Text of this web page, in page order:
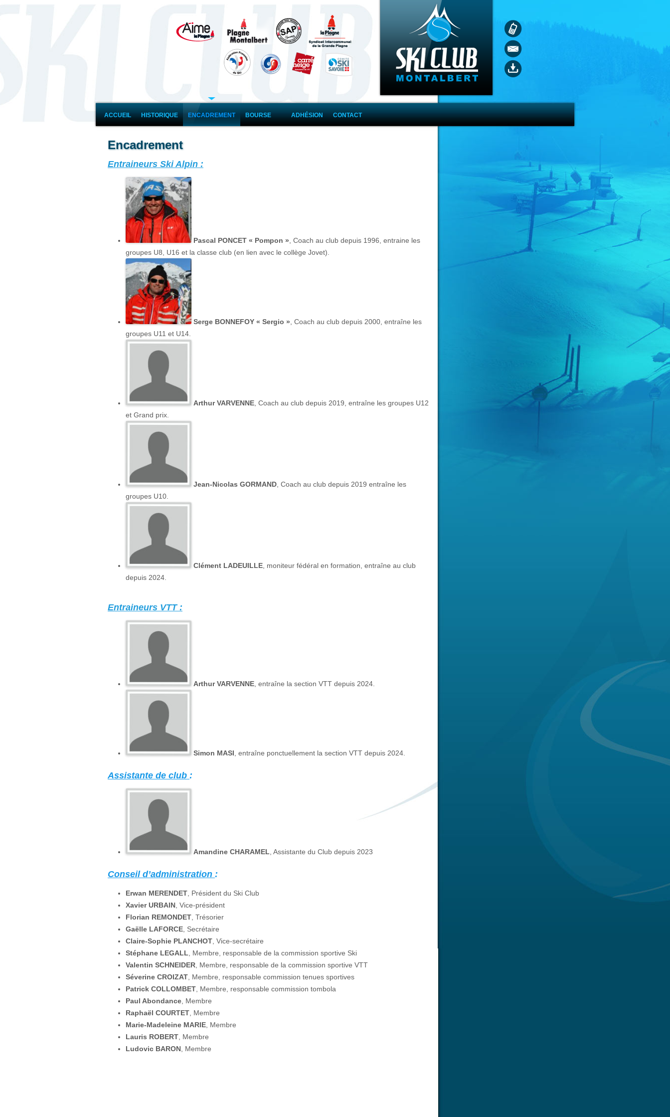
Aller au contenu
ACCUEIL HISTORIQUE ENCADREMENT BOURSE ADHÉSION CONTACT
Encadrement
Entraineurs Ski Alpin :
Pascal PONCET « Pompon » , Coach au club depuis 1996, entraine les
groupes U8, U16 et la classe club (en lien avec le collège Jovet).
Serge BONNEFOY « Sergio » , Coach au club depuis 2000, entraîne les
groupes U11 et U14.
Arthur VARVENNE , Coach au club depuis 2019, entraîne les groupes U12
et Grand prix.
Jean-Nicolas GORMAND , Coach au club depuis 2019 entraîne les
groupes U10.
Clément LADEUILLE , moniteur fédéral en formation, entraîne au club
depuis 2024.
Entraineurs VTT :
Arthur VARVENNE , entraîne la section VTT depuis 2024.
Simon MASI , entraîne ponctuellement la section VTT depuis 2024.
Assistante de club :
Amandine CHARAMEL , Assistante du Club depuis 2023
Conseil d’administration :
Erwan MERENDET , Président du Ski Club
Xavier URBAIN , Vice-président
Florian REMONDET , Trésorier
Gaëlle LAFORCE , Secrétaire
Claire-Sophie PLANCHOT , Vice-secrétaire
Stéphane LEGALL , Membre, responsable de la commission sportive Ski
Valentin SCHNEIDER , Membre, responsable de la commission sportive VTT
Séverine CROIZAT , Membre, responsable commission tenues sportives
Patrick COLLOMBET , Membre, responsable commission tombola
Paul Abondance , Membre
Raphaël COURTET , Membre
Marie-Madeleine MARIE , Membre
Lauris ROBERT , Membre
Ludovic BARON , Membre